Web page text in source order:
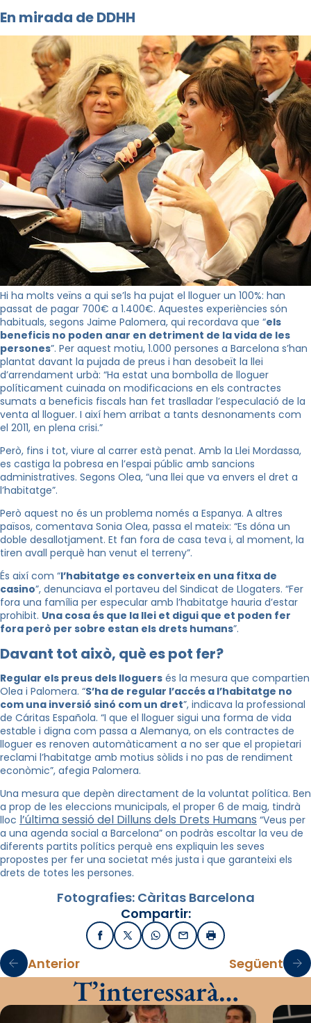
En mirada de DDHH
Hi ha molts veïns a qui se’ls ha pujat el lloguer un 100%: han
passat de pagar 700€ a 1.400€. Aquestes experiències són
habituals, segons Jaime Palomera, qui recordava que “els
beneficis no poden anar en detriment de la vida de les
persones”. Per aquest motiu, 1.000 persones a Barcelona s’han
plantat davant la pujada de preus i han desobeït la llei
d’arrendament urbà: “Ha estat una bombolla de lloguer
políticament cuinada on modificacions en els contractes
sumats a beneficis fiscals han fet traslladar l’especulació de la
venta al lloguer. I així hem arribat a tants desnonaments com
el 2011, en plena crisi.”
Però, fins i tot, viure al carrer està penat. Amb la Llei Mordassa,
es castiga la pobresa en l’espai públic amb sancions
administratives. Segons Olea, “una llei que va envers el dret a
l’habitatge”.
Però aquest no és un problema només a Espanya. A altres
països, comentava Sonia Olea, passa el mateix: “Es dóna un
doble desallotjament. Et fan fora de casa teva i, al moment, la
tiren avall perquè han venut el terreny”.
És així com “l’habitatge es converteix en una fitxa de
casino”, denunciava el portaveu del Sindicat de Llogaters. “Fer
fora una família per especular amb l’habitatge hauria d’estar
prohibit. Una cosa és que la llei et digui que et poden fer
fora però per sobre estan els drets humans”.
Davant tot això, què es pot fer?
Regular els preus dels lloguers és la mesura que compartien
Olea i Palomera. “S’ha de regular l’accés a l’habitatge no
com una inversió sinó com un dret”, indicava la professional
de Cáritas Española. “I que el lloguer sigui una forma de vida
estable i digna com passa a Alemanya, on els contractes de
lloguer es renoven automàticament a no ser que el propietari
reclami l’habitatge amb motius sòlids i no pas de rendiment
econòmic”, afegia Palomera.
Una mesura que depèn directament de la voluntat política. Ben
a prop de les eleccions municipals, el proper 6 de maig, tindrà
lloc l’última sessió del Dilluns dels Drets Humans “Veus per
a una agenda social a Barcelona” on podràs escoltar la veu de
diferents partits polítics perquè ens expliquin les seves
propostes per fer una societat més justa i que garanteixi els
drets de totes les persones.
Fotografies: Càritas Barcelona
Compartir:
FacebookX / TwitterWhatsApp
EmailImprimir
Anterior Següent
T’interessarà…